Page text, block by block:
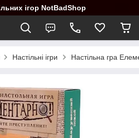
ігор NotBadShop
Настільні ігри Настільна гра